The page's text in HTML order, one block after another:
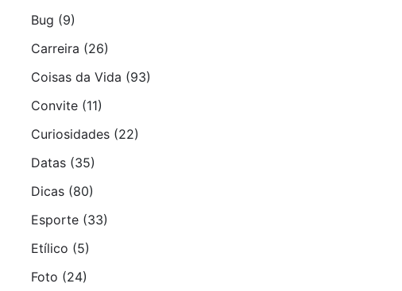
Bug (9)
Carreira (26)
Coisas da Vida (93)
Convite (11)
Curiosidades (22)
Datas (35)
Dicas (80)
Esporte (33)
Etí­lico (5)
Foto (24)